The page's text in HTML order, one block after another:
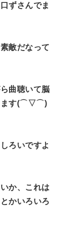
ずさんでま
敵だなって
曲聴いて脳
ます(⌒▽⌒)
ろいですよ
か、これは
かいろいろ